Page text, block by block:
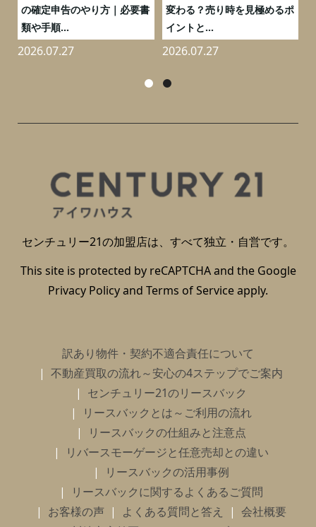
の確定申告のやり方｜必要書
類や手順...
2026.07.27
変わる？売り時を見極めるポ
イントと...
2026.07.27
センチュリー21の加盟店は、すべて独立・自営です。
This site is protected by reCAPTCHA and the Google
Privacy Policyand Terms of Serviceapply.
訳あり物件・契約不適合責任について
不動産買取の流れ～安心の4ステップでご案内
センチュリー21のリースバック
リースバックとは～ご利用の流れ
リースバックの仕組みと注意点
リバースモーゲージと任意売却との違い
リースバックの活用事例
リースバックに関するよくあるご質問
お客様の声
よくある質問と答え
会社概要